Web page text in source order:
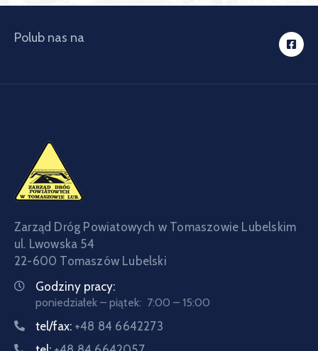
Polub nas na
Zarząd Dróg Powiatowych w Tomaszowie Lubelskim
ul. Lwowska 54
22-600 Tomaszów Lubelski
Godziny pracy:
poniedziałek – piątek: 7:00 – 15:00
tel/fax: +48 84 6642273